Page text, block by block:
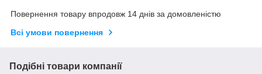
Повернення товару впродовж 14 днів за домовленістю
Всі умови повернення
Подібні товари компанії